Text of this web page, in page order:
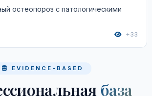
остеопороз с патологическими
+33
EVIDENCE-BASED
база